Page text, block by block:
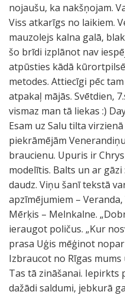
nojaušu, ka nakšņojam.
Viss atkarīgs no laikiem.
mauzolejs kalna galā,
šo brīdi izplānot nav
atpūsties kādā
metodes. Attiecīgi pēc
atpakaļ mājās. Svētdien,
vismaz man tā liekas :)
Esam uz Salu tilta
piekrāmējām
braucienu. Upuris ir
modelītis. Balts un ar
daudz. Viņu šanī tekstā
apzīmējumiem – Veranda,
Mērķis – Melnkalne.
ieraugot poličus. „Kur
prasa Uģis mēģinot
Izbraucot no Rīgas mums
Tas tā zināšanai. Iepirkts
dažādi saldumi, jebkurā